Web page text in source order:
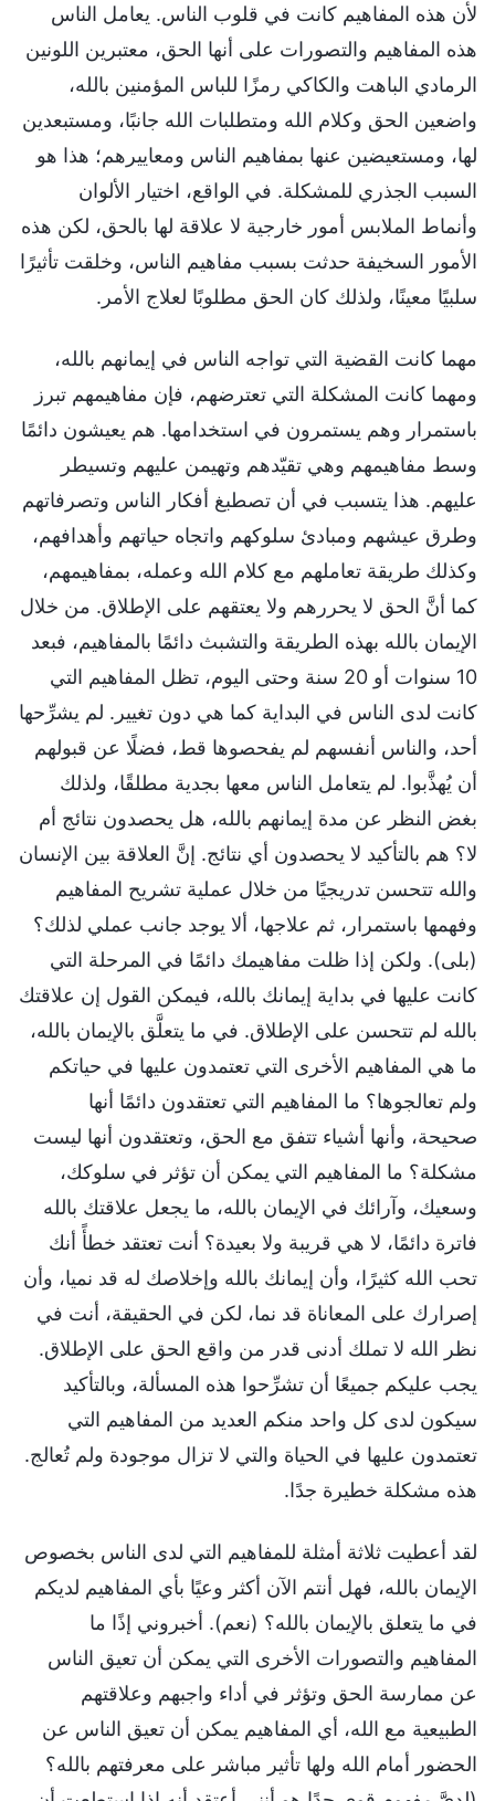
لأن هذه المفاهيم كانت في قلوب الناس. يعامل الناس
هذه المفاهيم والتصورات على أنها الحق، معتبرين اللونين
الرمادي الباهت والكاكي رمزًا للباس المؤمنين بالله،
واضعين الحق وكلام الله ومتطلبات الله جانبًا، ومستبعدين
لها، ومستعيضين عنها بمفاهيم الناس ومعاييرهم؛ هذا هو
السبب الجذري للمشكلة. في الواقع، اختيار الألوان
وأنماط الملابس أمور خارجية لا علاقة لها بالحق، لكن هذه
الأمور السخيفة حدثت بسبب مفاهيم الناس، وخلقت تأثيرًا
سلبيًا معينًا، ولذلك كان الحق مطلوبًا لعلاج الأمر.
مهما كانت القضية التي تواجه الناس في إيمانهم بالله،
ومهما كانت المشكلة التي تعترضهم، فإن مفاهيمهم تبرز
باستمرار وهم يستمرون في استخدامها. هم يعيشون دائمًا
وسط مفاهيمهم وهي تقيّدهم وتهيمن عليهم وتسيطر
عليهم. هذا يتسبب في أن تصطبغ أفكار الناس وتصرفاتهم
وطرق عيشهم ومبادئ سلوكهم واتجاه حياتهم وأهدافهم،
وكذلك طريقة تعاملهم مع كلام الله وعمله، بمفاهيمهم،
كما أنَّ الحق لا يحررهم ولا يعتقهم على الإطلاق. من خلال
الإيمان بالله بهذه الطريقة والتشبث دائمًا بالمفاهيم، فبعد
10 سنوات أو 20 سنة وحتى اليوم، تظل المفاهيم التي
كانت لدى الناس في البداية كما هي دون تغيير. لم يشرِّحها
أحد، والناس أنفسهم لم يفحصوها قط، فضلًا عن قبولهم
أن يُهذَّبوا. لم يتعامل الناس معها بجدية مطلقًا، ولذلك
بغض النظر عن مدة إيمانهم بالله، هل يحصدون نتائج أم
لا؟ هم بالتأكيد لا يحصدون أي نتائج. إنَّ العلاقة بين الإنسان
والله تتحسن تدريجيًا من خلال عملية تشريح المفاهيم
وفهمها باستمرار، ثم علاجها، ألا يوجد جانب عملي لذلك؟
(بلى). ولكن إذا ظلت مفاهيمك دائمًا في المرحلة التي
كانت عليها في بداية إيمانك بالله، فيمكن القول إن علاقتك
بالله لم تتحسن على الإطلاق. في ما يتعلَّق بالإيمان بالله،
ما هي المفاهيم الأخرى التي تعتمدون عليها في حياتكم
ولم تعالجوها؟ ما المفاهيم التي تعتقدون دائمًا أنها
صحيحة، وأنها أشياء تتفق مع الحق، وتعتقدون أنها ليست
مشكلة؟ ما المفاهيم التي يمكن أن تؤثر في سلوكك،
وسعيك، وآرائك في الإيمان بالله، ما يجعل علاقتك بالله
فاترة دائمًا، لا هي قريبة ولا بعيدة؟ أنت تعتقد خطأً أنك
تحب الله كثيرًا، وأن إيمانك بالله وإخلاصك له قد نميا، وأن
إصرارك على المعاناة قد نما، لكن في الحقيقة، أنت في
نظر الله لا تملك أدنى قدر من واقع الحق على الإطلاق.
يجب عليكم جميعًا أن تشرِّحوا هذه المسألة، وبالتأكيد
سيكون لدى كل واحد منكم العديد من المفاهيم التي
تعتمدون عليها في الحياة والتي لا تزال موجودة ولم تُعالج.
هذه مشكلة خطيرة جدًا.
لقد أعطيت ثلاثة أمثلة للمفاهيم التي لدى الناس بخصوص
الإيمان بالله، فهل أنتم الآن أكثر وعيًا بأي المفاهيم لديكم
في ما يتعلق بالإيمان بالله؟ (نعم). أخبروني إذًا ما
المفاهيم والتصورات الأخرى التي يمكن أن تعيق الناس
عن ممارسة الحق وتؤثر في أداء واجبهم وعلاقتهم
الطبيعية مع الله، أي المفاهيم يمكن أن تعيق الناس عن
الحضور أمام الله ولها تأثير مباشر على معرفتهم بالله؟